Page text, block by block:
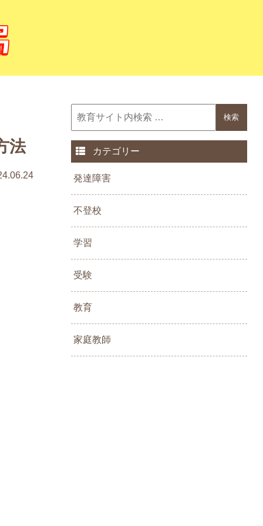
法 カテゴリー
発達障害
不登校
学習
受験
教育
家庭教師